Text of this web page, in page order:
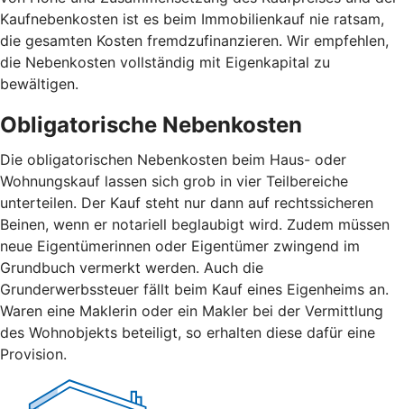
Kaufnebenkosten ist es beim Immobilienkauf nie ratsam,
die gesamten Kosten fremdzufinanzieren. Wir empfehlen,
die Nebenkosten vollständig mit Eigenkapital zu
bewältigen.
Obligatorische Nebenkosten
Die obligatorischen Nebenkosten beim Haus- oder
Wohnungskauf lassen sich grob in vier Teilbereiche
unterteilen. Der Kauf steht nur dann auf rechtssicheren
Beinen, wenn er notariell beglaubigt wird. Zudem müssen
neue Eigentümerinnen oder Eigentümer zwingend im
Grundbuch vermerkt werden. Auch die
Grunderwerbssteuer fällt beim Kauf eines Eigenheims an.
Waren eine Maklerin oder ein Makler bei der Vermittlung
des Wohnobjekts beteiligt, so erhalten diese dafür eine
Provision.